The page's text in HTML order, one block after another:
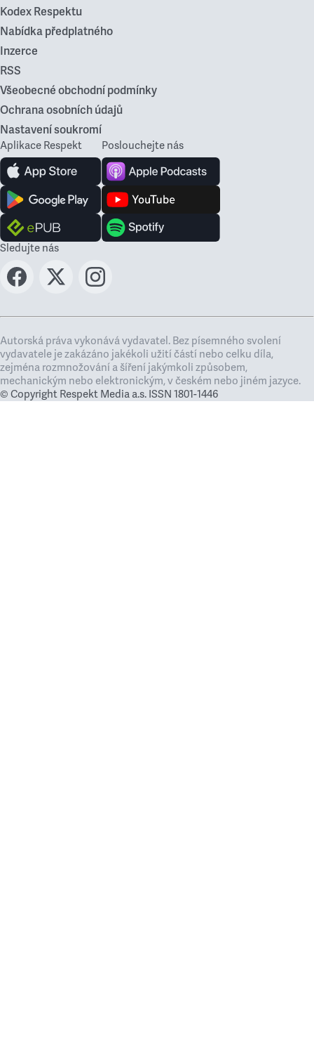
Kodex Respektu
Nabídka předplatného
Inzerce
RSS
Všeobecné obchodní podmínky
Ochrana osobních údajů
Nastavení soukromí
Aplikace Respekt Poslouchejte nás
Sledujte nás
Autorská práva vykonává vydavatel. Bez písemného svolení
vydavatele je zakázáno jakékoli užití částí nebo celku díla,
zejména rozmnožování a šíření jakýmkoli způsobem,
mechanickým nebo elektronickým, v českém nebo jiném jazyce.
© Copyright Respekt Media a.s. ISSN 1801-1446